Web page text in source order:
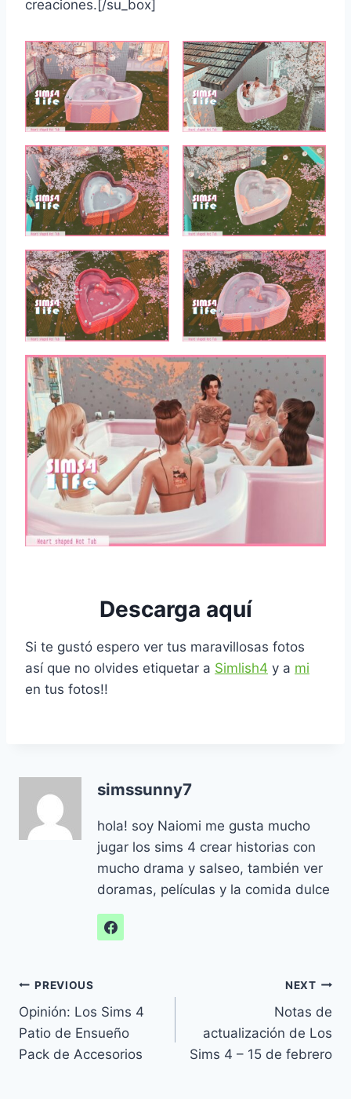
creaciones.[/su_box]
Descarga aquí
Si te gustó espero ver tus maravillosas fotos
así que no olvides etiquetar a Simlish4 y a mi
en tus fotos!!
simssunny7
hola! soy Naiomi me gusta mucho
jugar los sims 4 crear historias con
mucho drama y salseo, también ver
doramas, películas y la comida dulce
Navegación
de
entradas
PREVIOUS
Opinión: Los Sims 4
Patio de Ensueño
Pack de Accesorios
NEXT
Notas de
actualización de Los
Sims 4 – 15 de febrero